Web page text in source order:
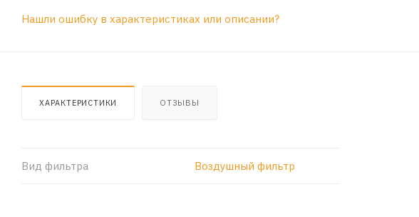
Нашли ошибку в характеристиках или описании?
ХАРАКТЕРИСТИКИ ОТЗЫВЫ
Вид фильтра Воздушный фильтр